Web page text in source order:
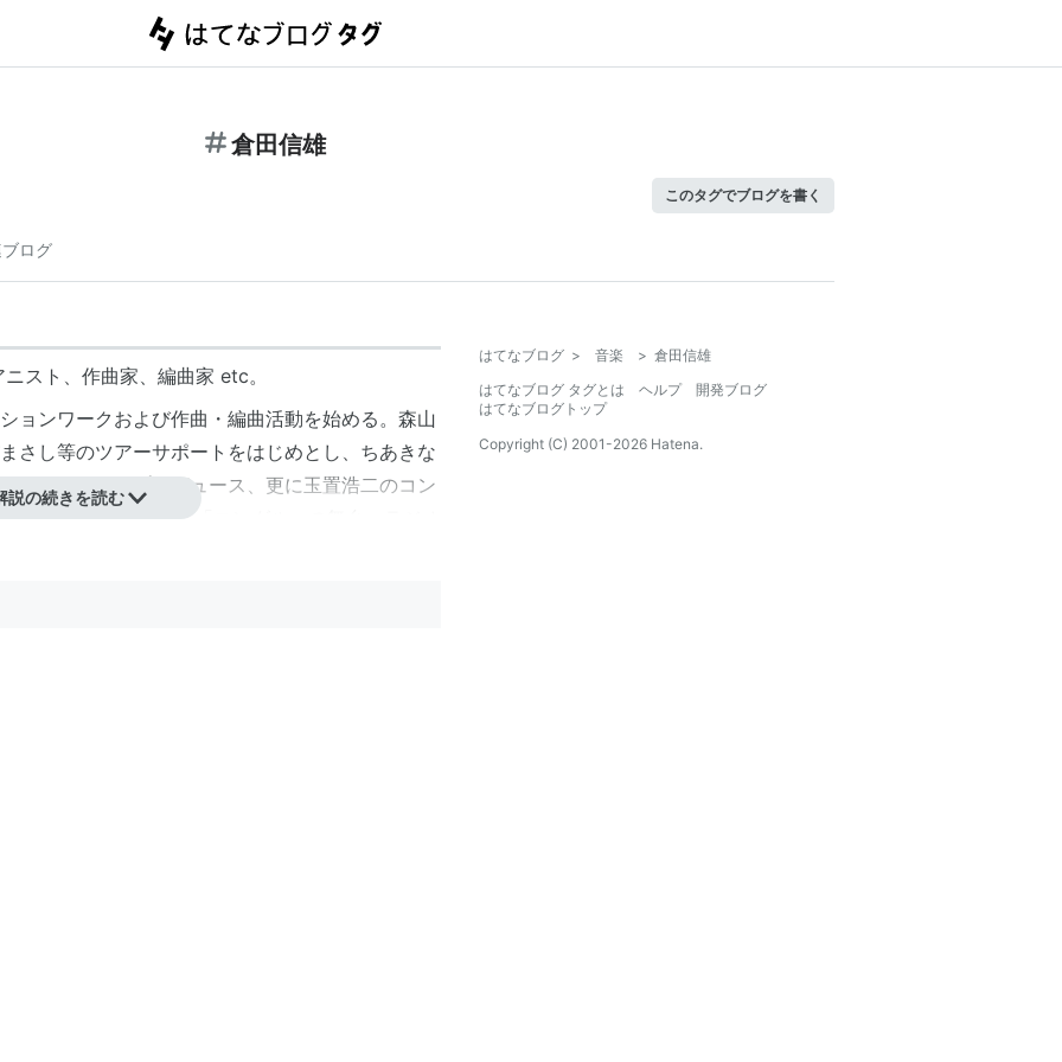
倉田信雄
このタグでブログを書く
ログ
スト、作曲家、編曲家 etc。
ョンワークおよび作曲・編曲活動を始める。森山
さし等のツアーサポートをはじめとし、ちあきな
、アレンジ、プロデュース、更に玉置浩二のコン
た94年以降の倉本聰「ニングル」の舞台・ラジオ
説の続きを読む
はてなブログ > 音楽 > 倉田信雄
はてなブログ タグとは
ヘルプ
開発ブログ
はてなブログトップ
Copyright (C) 2001-2026 Hatena.